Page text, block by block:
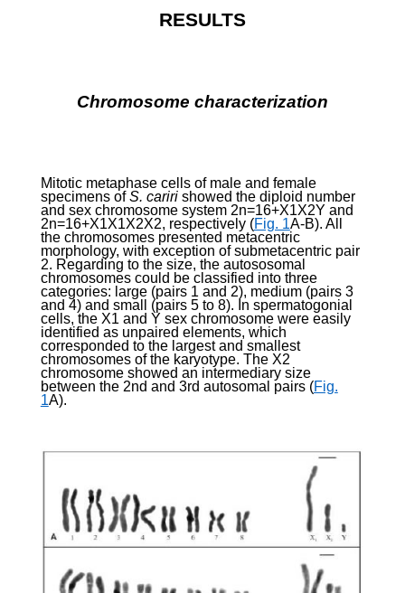
RESULTS
Chromosome characterization
Mitotic metaphase cells of male and female
specimens ofS. cariri showed the diploid number
and sex chromosome system 2n=16+X1X2Y and
2n=16+X1X1X2X2, respectively (Fig. 1A-B). All
the chromosomes presented metacentric
morphology, with exception of submetacentric pair
2. Regarding to the size, the autososomal
chromosomes could be classified into three
categories: large (pairs 1 and 2), medium (pairs 3
and 4) and small (pairs 5 to 8). In spermatogonial
cells, the X1 and Y sex chromosome were easily
identified as unpaired elements, which
corresponded to the largest and smallest
chromosomes of the karyotype. The X2
chromosome showed an intermediary size
between the 2nd and 3rd autosomal pairs (Fig.
1A).